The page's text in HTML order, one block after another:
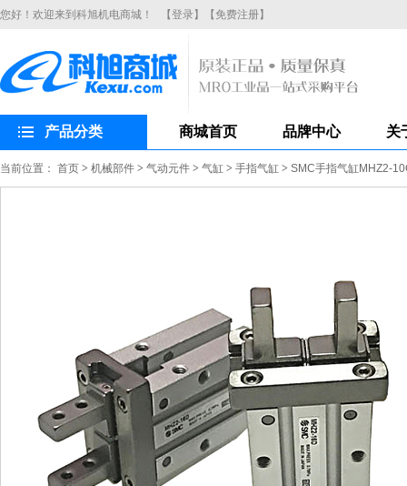
您好！欢迎来到科旭机电商城！ 【登录】 【免费注册】
产品分类 商城首页 品牌中心 关
当前位置： 首页 > 机械部件 > 气动元件 > 气缸 > 手指气缸 > SMC手指气缸MHZ2-